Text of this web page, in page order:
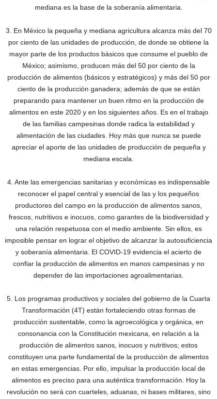
mediana es la base de la soberanía alimentaria.
3. En México la pequeña y mediana agricultura alcanza más del 70
por ciento de las unidades de producción, de donde se obtiene la
mayor parte de los productos básicos que consume el pueblo de
México; asimismo, producen más del 50 por ciento de la
producción de alimentos (básicos y estratégicos) y más del 50 por
ciento de la producción ganadera; además de que se están
preparando para mantener un buen ritmo en la producción de
alimentos en este 2020 y en los siguientes años. Es en el trabajo
de las familias campesinas donde radica la estabilidad y
alimentación de las ciudades. Hoy más que nunca se puede
apreciar el aporte de las unidades de producción de pequeña y
mediana escala.
4. Ante las emergencias sanitarias y económicas es indispensable
reconocer el papel central y esencial de las y los pequeños
productores del campo en la producción de alimentos sanos,
frescos, nutritivos e inocuos, como garantes de la biodiversidad y
una relación respetuosa con el medio ambiente. Sin ellos, es
imposible pensar en lograr el objetivo de alcanzar la autosuficiencia
y soberanía alimentaria. El COVID-19 evidencia el acierto de
confiar la producción de alimentos en manos campesinas y no
depender de las importaciones agroalimentarias.
5. Los programas productivos y sociales del gobierno de la Cuarta
Transformación (4T) están fortaleciendo otras formas de
producción sustentable, como la agroecológica y orgánica, en
consonancia con la Constitución mexicana, en relación a la
producción de alimentos sanos, inocuos y nutritivos; estos
constituyen una parte fundamental de la producción de alimentos
en estas emergencias. Por ello, impulsar la producción local de
alimentos es preciso para una auténtica transformación. Hoy la
revolución no será con cuarteles, aduanas, ni bases militares, sino